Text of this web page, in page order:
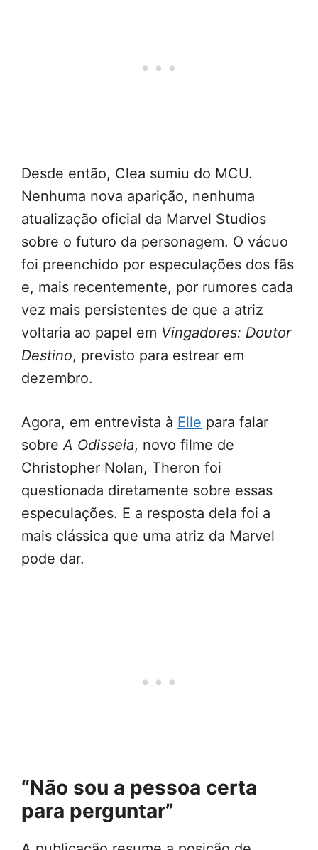
Desde então, Clea sumiu do MCU.
Nenhuma nova aparição, nenhuma
atualização oficial da Marvel Studios
sobre o futuro da personagem. O vácuo
foi preenchido por especulações dos fãs
e, mais recentemente, por rumores cada
vez mais persistentes de que a atriz
voltaria ao papel em Vingadores: Doutor
Destino, previsto para estrear em
dezembro.
Agora, em entrevista à Elle para falar
sobreA Odisseia, novo filme de
Christopher Nolan, Theron foi
questionada diretamente sobre essas
especulações. E a resposta dela foi a
mais clássica que uma atriz da Marvel
pode dar.
“Não sou a pessoa certa
para perguntar”